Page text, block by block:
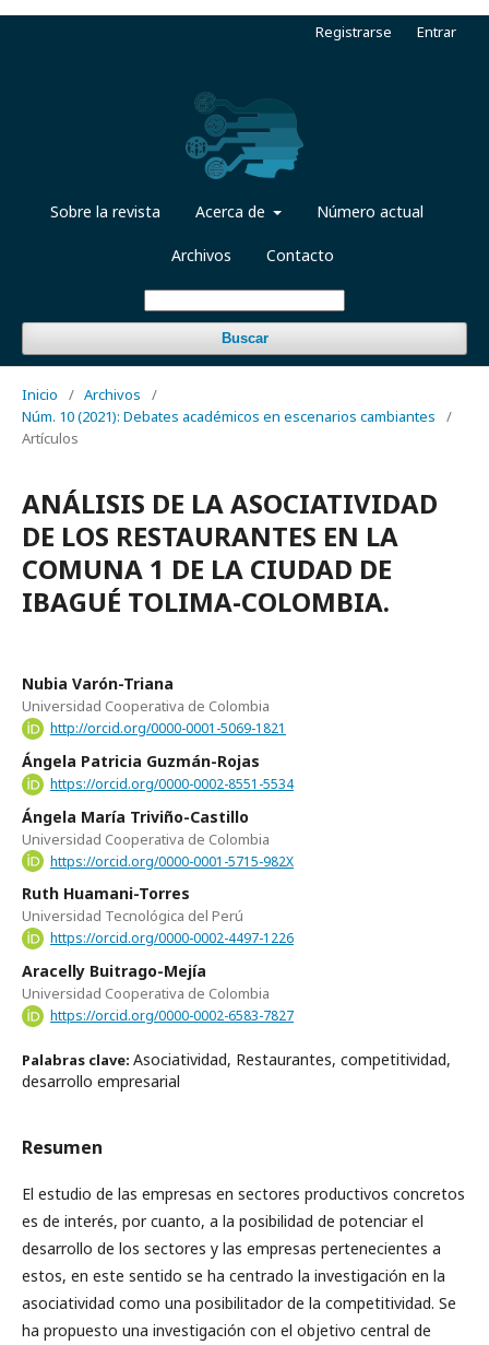
Sobre la revista Acerca de Número actual
Archivos Contacto
Buscar
Registrarse Entrar
Inicio / Archivos
/
Núm. 10 (2021): Debates académicos en escenarios cambiantes
/
Artículos
ANÁLISIS DE LA ASOCIATIVIDAD
DE LOS RESTAURANTES EN LA
COMUNA 1 DE LA CIUDAD DE
IBAGUÉ TOLIMA-COLOMBIA.
Nubia Varón-Triana
Universidad Cooperativa de Colombia
http://orcid.org/0000-0001-5069-1821
Ángela Patricia Guzmán-Rojas
https://orcid.org/0000-0002-8551-5534
Ángela María Triviño-Castillo
Universidad Cooperativa de Colombia
https://orcid.org/0000-0001-5715-982X
Ruth Huamani-Torres
Universidad Tecnológica del Perú
https://orcid.org/0000-0002-4497-1226
Aracelly Buitrago-Mejía
Universidad Cooperativa de Colombia
https://orcid.org/0000-0002-6583-7827
Palabras clave: Asociatividad, Restaurantes, competitividad,
desarrollo empresarial
Resumen
El estudio de las empresas en sectores productivos concretos
es de interés, por cuanto, a la posibilidad de potenciar el
desarrollo de los sectores y las empresas pertenecientes a
estos, en este sentido se ha centrado la investigación en la
asociatividad como una posibilitador de la competitividad. Se
ha propuesto una investigación con el objetivo central de